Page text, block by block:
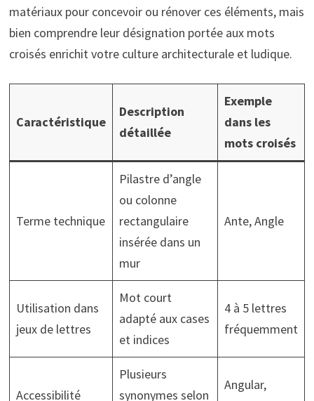
matériaux pour concevoir ou rénover ces éléments, mais
bien comprendre leur désignation portée aux mots
croisés enrichit votre culture architecturale et ludique.
Caractéristique
Description
détaillée
Exemple
dans les
mots croisés
Terme technique
Pilastre d’angle
ou colonne
rectangulaire
insérée dans un
mur
Ante, Angle
Utilisation dans
jeux de lettres
Mot court
adapté aux cases
et indices
4 à 5 lettres
fréquemment
Accessibilité
Plusieurs
synonymes selon
Angular,